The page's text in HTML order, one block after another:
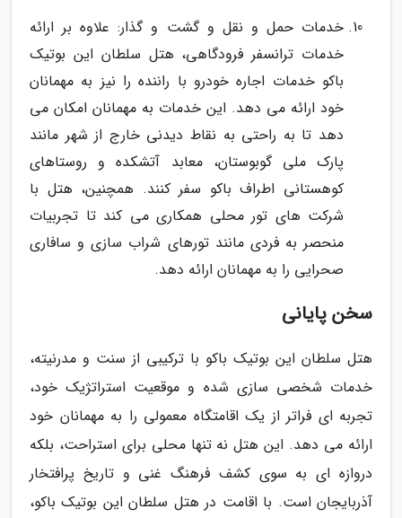
خدمات حمل و نقل و گشت و گذار: علاوه بر ارائه
خدمات ترانسفر فرودگاهی، هتل سلطان این بوتیک
باکو خدمات اجاره خودرو با راننده را نیز به مهمانان
خود ارائه می دهد. این خدمات به مهمانان امکان می
دهد تا به راحتی به نقاط دیدنی خارج از شهر مانند
پارک ملی گوبوستان، معابد آتشکده و روستاهای
کوهستانی اطراف باکو سفر کنند. همچنین، هتل با
شرکت های تور محلی همکاری می کند تا تجربیات
منحصر به فردی مانند تورهای شراب سازی و سافاری
صحرایی را به مهمانان ارائه دهد.
سخن پایانی
هتل سلطان این بوتیک باکو با ترکیبی از سنت و مدرنیته،
خدمات شخصی سازی شده و موقعیت استراتژیک خود،
تجربه ای فراتر از یک اقامتگاه معمولی را به مهمانان خود
ارائه می دهد. این هتل نه تنها محلی برای استراحت، بلکه
دروازه ای به سوی کشف فرهنگ غنی و تاریخ پرافتخار
آذربایجان است. با اقامت در هتل سلطان این بوتیک باکو،